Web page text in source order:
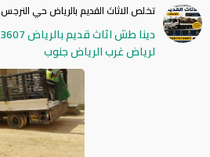
تخلص الاثاث القديم بالرياض حي النرجس
لرياض غرب الرياض جنوب